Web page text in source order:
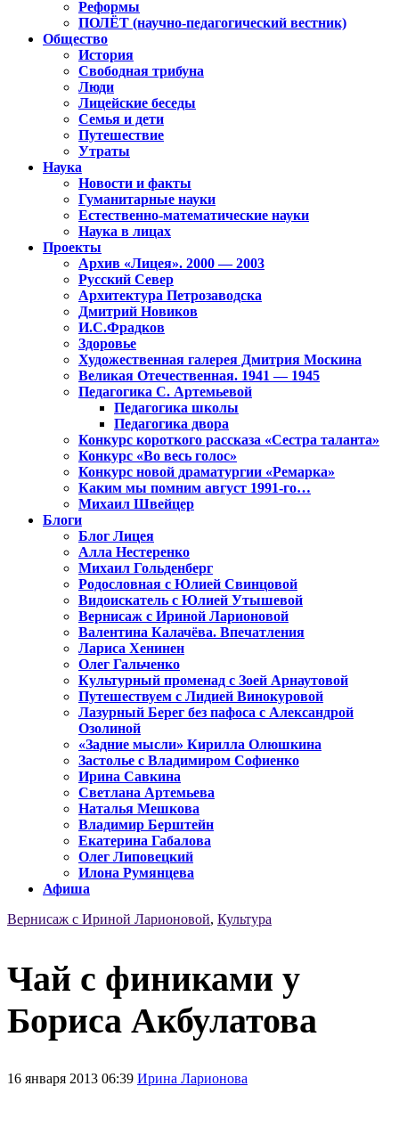
Реформы
ПОЛЁТ (научно-педагогический вестник)
Общество
История
Свободная трибуна
Люди
Лицейские беседы
Семья и дети
Путешествие
Утраты
Наука
Новости и факты
Гуманитарные науки
Естественно-математические науки
Наука в лицах
Проекты
Архив «Лицея». 2000 — 2003
Русский Север
Архитектура Петрозаводска
Дмитрий Новиков
И.С.Фрадков
Здоровье
Художественная галерея Дмитрия Москина
Великая Отечественная. 1941 — 1945
Педагогика С. Артемьевой
Педагогика школы
Педагогика двора
Конкурс короткого рассказа «Сестра таланта»
Конкурс «Во весь голос»
Конкурс новой драматургии «Ремарка»
Каким мы помним август 1991-го…
Михаил Швейцер
Блоги
Блог Лицея
Алла Нестеренко
Михаил Гольденберг
Родословная с Юлией Свинцовой
Видоискатель с Юлией Утышевой
Вернисаж с Ириной Ларионовой
Валентина Калачёва. Впечатления
Лариса Хенинен
Олег Гальченко
Культурный променад с Зоей Арнаутовой
Путешествуем с Лидией Винокуровой
Лазурный Берег без пафоса с Александрой
Озолиной
«Задние мысли» Кирилла Олюшкина
Застолье с Владимиром Софиенко
Ирина Савкина
Светлана Артемьева
Наталья Мешкова
Владимир Берштейн
Екатерина Габалова
Олег Липовецкий
Илона Румянцева
Афиша
Вернисаж с Ириной Ларионовой, Культура
Чай с финиками у
Бориса Акбулатова
16 января 2013 06:39 Ирина Ларионова